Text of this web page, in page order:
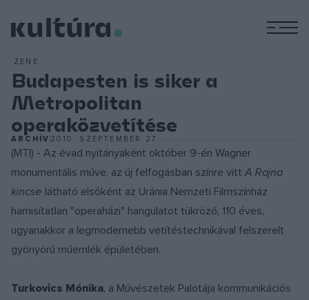
ZENE
Budapesten is siker a
Metropolitan
operaközvetítése
ARCHÍV2010. SZEPTEMBER 27.
(MTI) - Az évad nyitányaként október 9-én Wagner
monumentális műve, az új felfogásban színre vittA Rajna
kincse látható elsőként az Uránia Nemzeti Filmszínház
hamisítatlan "operaházi" hangulatot tükröző, 110 éves,
ugyanakkor a legmodernebb vetítéstechnikával felszerelt
gyönyörű műemlék épületében.
Turkovics Mónika, a Művészetek Palotája kommunikációs